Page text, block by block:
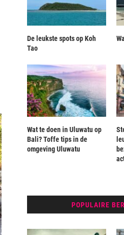
De leukste spots op Koh
Tao
Wat te doen in Uluwatu op
Bali? Toffe tips in de
omgeving Uluwatu
POPULAIRE